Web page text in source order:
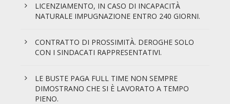
LICENZIAMENTO, IN CASO DI INCAPACITÀ
NATURALE IMPUGNAZIONE ENTRO 240 GIORNI.
CONTRATTO DI PROSSIMITÀ. DEROGHE SOLO
CON I SINDACATI RAPPRESENTATIVI.
LE BUSTE PAGA FULL TIME NON SEMPRE
DIMOSTRANO CHE SI È LAVORATO A TEMPO
PIENO.